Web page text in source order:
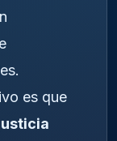
es que